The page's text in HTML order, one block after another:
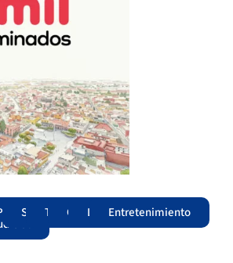
SeguridadTrámites
OpiniónLomitosEntretenimiento